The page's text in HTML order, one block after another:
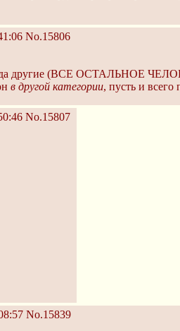
No.15806
другие (ВСЕ ОСТАЛЬНОЕ
в другой категории, пусть и
No.15807
No.15839